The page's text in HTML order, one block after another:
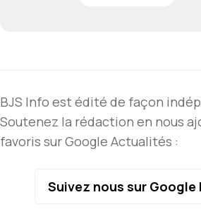
BJS Info est édité de façon
Soutenez la rédaction en nous
favoris sur Google Actualités :
Suivez nous sur Google